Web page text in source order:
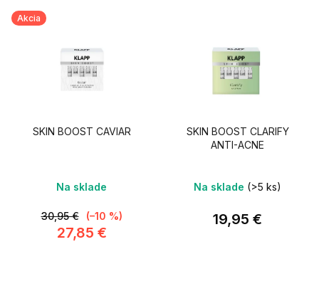
Akcia
SKIN BOOST CAVIAR
Na sklade
27,85 €
30,95 € (–10 %)
SKIN BOOST CLARIFY
ANTI-ACNE
Na sklade (>5 ks)
19,95 €